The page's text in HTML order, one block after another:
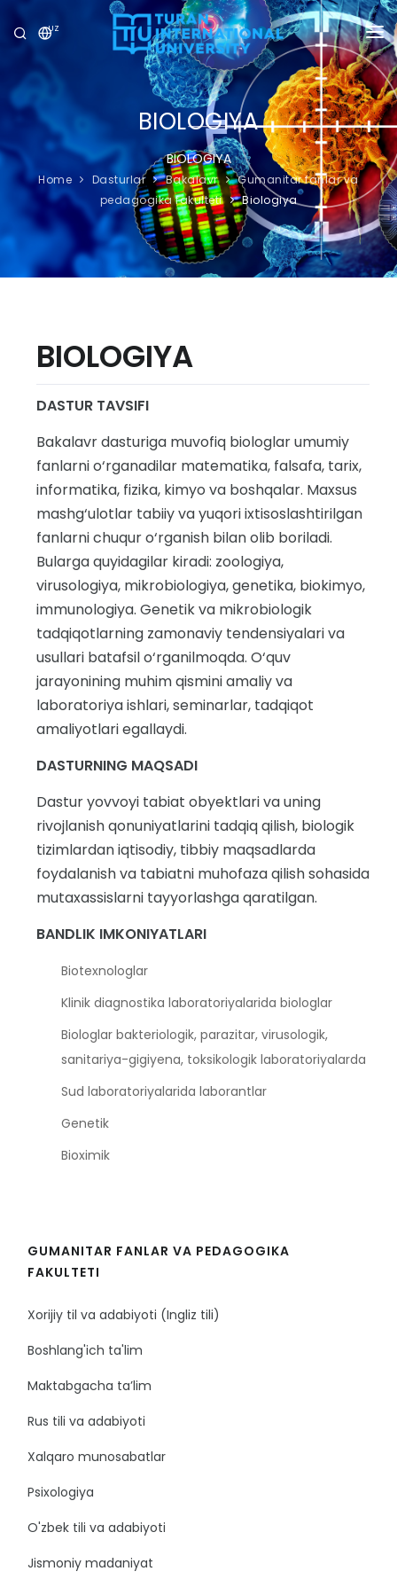
UZ
UNIVERSITET
DASTURLAR
QABUL
TADQIQOT
XALQARO ALOQALAR
YANGILIKLAR
BIOLOGIYA
BIOLOGIYA
Home Dasturlar Bakalavr
Gumanitar fanlar va
pedagogika fakulteti
Biologiya
BIOLOGIYA
DASTUR TAVSIFI
Bakalavr dasturiga muvofiq biologlar umumiy
fanlarni o‘rganadilar matematika, falsafa, tarix,
informatika, fizika, kimyo va boshqalar. Maxsus
mashg‘ulotlar tabiiy va yuqori ixtisoslashtirilgan
fanlarni chuqur o‘rganish bilan olib boriladi.
Bularga quyidagilar kiradi: zoologiya,
virusologiya, mikrobiologiya, genetika, biokimyo,
immunologiya. Genetik va mikrobiologik
tadqiqotlarning zamonaviy tendensiyalari va
usullari batafsil o‘rganilmoqda. O‘quv
jarayonining muhim qismini amaliy va
laboratoriya ishlari, seminarlar, tadqiqot
amaliyotlari egallaydi.
DASTURNING MAQSADI
Dastur yovvoyi tabiat obyektlari va uning
rivojlanish qonuniyatlarini tadqiq qilish, biologik
tizimlardan iqtisodiy, tibbiy maqsadlarda
foydalanish va tabiatni muhofaza qilish sohasida
mutaxassislarni tayyorlashga qaratilgan.
BANDLIK IMKONIYATLARI
Biotexnologlar
Klinik diagnostika laboratoriyalarida biologlar
Biologlar bakteriologik, parazitar, virusologik,
sanitariya-gigiyena, toksikologik laboratoriyalarda
Sud laboratoriyalarida laborantlar
Genetik
Bioximik
GUMANITAR FANLAR VA PEDAGOGIKA
FAKULTETI
Xorijiy til va adabiyoti (Ingliz tili)
Boshlang'ich ta'lim
Maktabgacha ta’lim
Rus tili va adabiyoti
Xalqaro munosabatlar
Psixologiya
O'zbek tili va adabiyoti
Jismoniy madaniyat